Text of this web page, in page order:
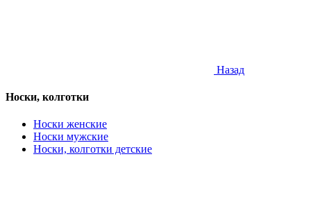
Назад
Носки, колготки
Носки женские
Носки мужские
Носки, колготки детские